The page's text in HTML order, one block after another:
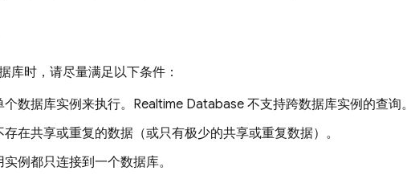
库时，请尽量满足以下条件：
数据库实例来执行。 Realtime Database 不支持跨数据库实例的查询。
在共享或重复的数据（或只有极少的共享或重复数据）。
例都只连接到一个数据库。